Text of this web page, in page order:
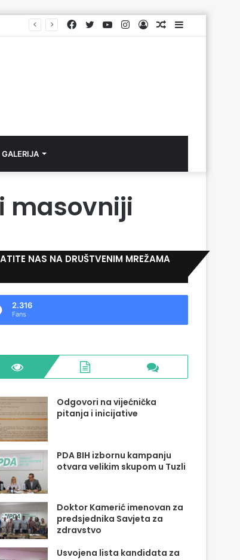
Aktuelno
Log
Instagram
YouTube
Twitter
Facebook
GALERIJA
masovniji
NAS NA DRUŠTVENIM MREŽAMA
2.316
Fans
Odgovori na vijećnička
pitanja i inicijative
PDA BIH izbornu kampanju
otvara velikim skupom u Tuzli
Doktor Kamerić imenovan za
predsjednika Savjeta za
zdravstvo
Usvojena lista kandidata za